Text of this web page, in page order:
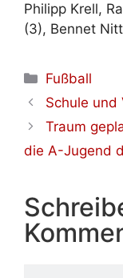
Philipp Krell,
(3), Bennet
Kategorien
Fußball
Schule und
Traum
die A-Jugend